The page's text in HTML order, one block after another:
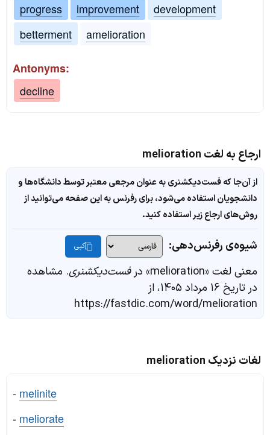
progress
improvement
development
betterment
amelioration
Antonyms:
decline
ارجاع به لغت melioration
از آن‌جا که فست‌دیکشنری به عنوان مرجعی معتبر توسط دانشگاه‌ها و
دانشجویان استفاده می‌شود، برای رفرنس به این صفحه می‌توانید از
روش‌های ارجاع زیر استفاده کنید.
شیوه‌ی رفرنس‌دهی: کپی
معنی لغت «melioration» در فست‌دیکشنری. مشاهده
در تاریخ ۱۶ مرداد ۱۴۰۵، از
https://fastdic.com/word/melioration
لغات نزدیک melioration
- melinite
- meliorate